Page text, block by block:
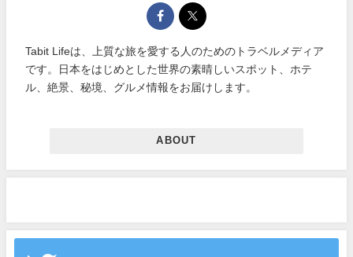
Tabit Lifeは、上質な旅を愛する人のためのトラベルメディア
です。日本をはじめとした世界の素晴しいスポット、ホテ
ル、絶景、秘境、グルメ情報をお届けします。
ABOUT